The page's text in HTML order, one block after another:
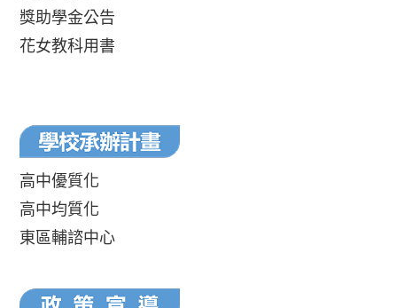
獎助學金公告
花女教科用書
高中優質化
高中均質化
東區輔諮中心